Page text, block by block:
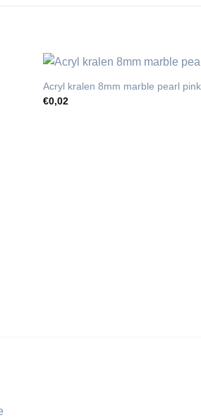
Acryl kralen 8mm marble pearl pink
€0,02